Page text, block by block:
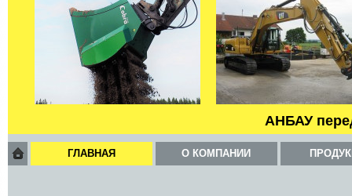
АНБАУ
ГЛАВНАЯ О КОМПАНИИ